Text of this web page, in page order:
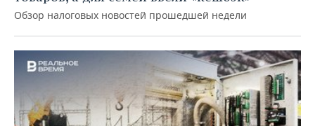
Обзор налоговых новостей прошедшей недели